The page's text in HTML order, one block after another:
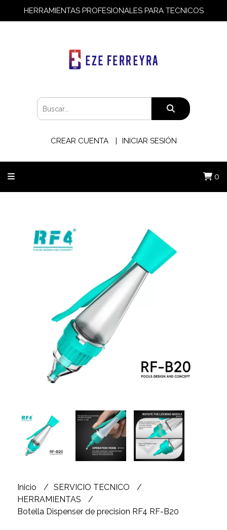
HERRAMIENTAS PROFESIONALES PARA TECNICOS
CREAR CUENTA INICIAR SESIÓN
0
Inicio
SERVICIO TECNICO
HERRAMIENTAS
Botella Dispenser de precision RF4 RF-B20